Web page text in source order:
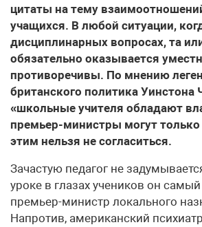
цитаты на тему
учащихся. В любой ситуации,
дисциплинарных вопросах, та
обязательно оказывается
противоречивы. По мнению
британского политика Уинстона
«школьные учителя обладают
премьер-министры могут только
этим нельзя не согласиться.
З​ачастую педагог не
уроке в глазах учеников он
премьер-министр локального
Напротив, американский